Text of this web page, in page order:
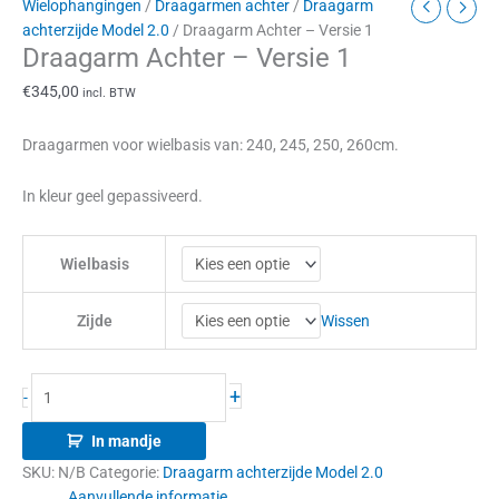
Wielophangingen / Draagarmen achter/ Draagarm
achterzijde Model 2.0 / Draagarm Achter – Versie 1
Draagarm Achter – Versie 1
€345,00 incl. BTW
Draagarmen voor wielbasis van: 240, 245, 250, 260cm.
In kleur geel gepassiveerd.
Wielbasis
Zijde Wissen
- +
In mandje
SKU: N/B Categorie: Draagarm achterzijde Model 2.0